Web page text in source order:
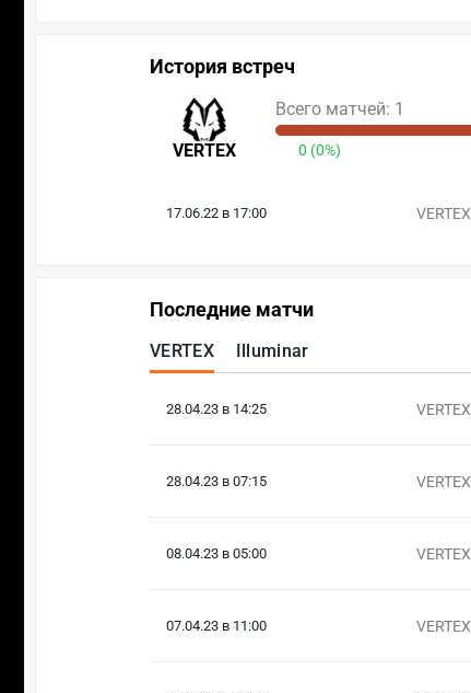
История встреч
VERTEX
Всего матчей: 1
0 (0%)
17.06.22 в 17:00 VERTEX
Последние матчи
VERTEX Illuminar
28.04.23 в 14:25 VERTEX
28.04.23 в 07:15 VERTEX
08.04.23 в 05:00 VERTEX
07.04.23 в 11:00 VERTEX